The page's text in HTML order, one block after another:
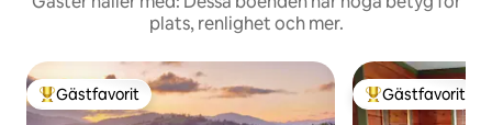
plats, renlighet och mer.
Populär gästfavorit
Gästfavorit Populär
Gästfavorit